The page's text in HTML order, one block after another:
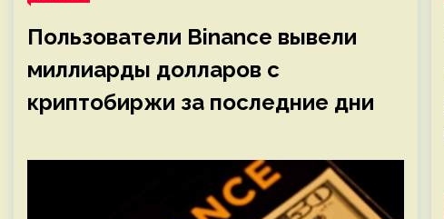
Пользователи Binance вывели
миллиарды долларов с
криптобиржи за последние дни